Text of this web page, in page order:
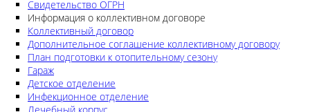
Свидетельство ОГРН
Информация о коллективном договоре
Коллективный договор
Дополнительное соглашение коллективному договору
План подготовки к отопительному сезону
Гараж
Детское отделение
Инфекционное отделение